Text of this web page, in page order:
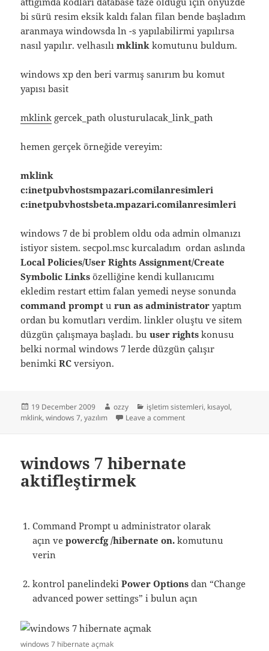
bi sürü resim eksik kaldı falan filan bende başladım
aranmaya windowsda ln -s yapılabilirmi yapılırsa
nasıl yapılır. velhasılımklink komutunu buldum.
windows xp den beri varmış sanırım bu komut
yapısı basit
mklink gercek_path olusturulacak_link_path
hemen gerçek örneğide vereyim:
mklink
c:inetpubvhostsmpazari.comilanresimleri
c:inetpubvhostsbeta.mpazari.comilanresimleri
windows 7 de bi problem oldu oda admin olmanızı
istiyor sistem. secpol.msc kurcaladım ordan aslında
Local Policies/User Rights Assignment/Create
Symbolic Links özelliğine kendi kullanıcımı
ekledim restart ettim falan yemedi neyse sonunda
command prompt u run as administrator yaptım
ordan bu komutları verdim. linkler oluştu ve sitem
düzgün çalışmaya başladı. buuser rights konusu
belki normal windows 7 lerde düzgün çalışır
benimkiRC versiyon.
Posted
on
19 December 2009 Author
ozzy Categories
işletim sistemleri, kısayol,
mklink,windows 7,yazılım Leave a commenton windows ln -s
windows 7 hibernate
aktifleştirmek
Command Prompt u administrator olarak
açın vepowercfg /hibernate on. komutunu
verin
kontrol panelindekiPower Options dan “Change
advanced power settings” i bulun açın
windows 7 hibernate açmak